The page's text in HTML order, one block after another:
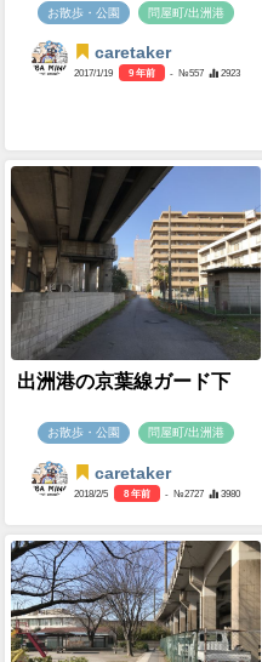
お散歩・公園 問屋町/出洲港
caretaker
2017/1/19 9 年前 - №557 2923
出洲港の京葉線ガード下
お散歩・公園 問屋町/出洲港
caretaker
2018/2/5 8 年前 - №2727 3980